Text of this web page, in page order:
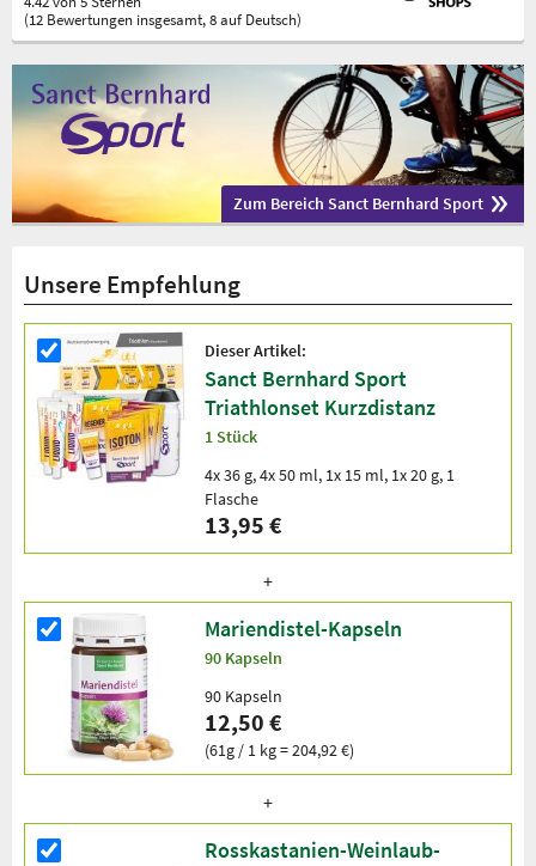
(12 Bewertungen insgesamt, 8 auf Deutsch)
Zum Bereich Sanct Bernhard Sport
Unsere Empfehlung
Dieser Artikel:
Sanct Bernhard Sport
Triathlonset Kurzdistanz
1 Stück
4x 36 g, 4x 50 ml, 1x 15 ml, 1x 20 g, 1
Flasche
13,95 €
Mariendistel-Kapseln
90 Kapseln
90 Kapseln
12,50 €
(61g / 1 kg = 204,92 €)
Rosskastanien-Weinlaub-